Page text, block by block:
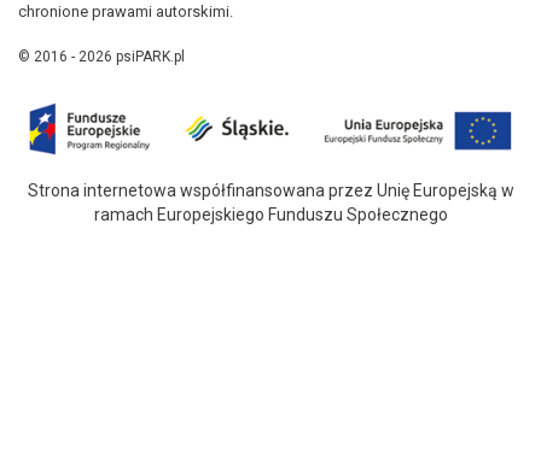
chronione prawami autorskimi.
© 2016 - 2026 psiPARK.pl
Strona internetowa współfinansowana przez Unię Europejską w
ramach Europejskiego Funduszu Społecznego